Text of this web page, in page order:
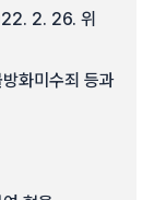
2. 26. 위
화미수죄 등과